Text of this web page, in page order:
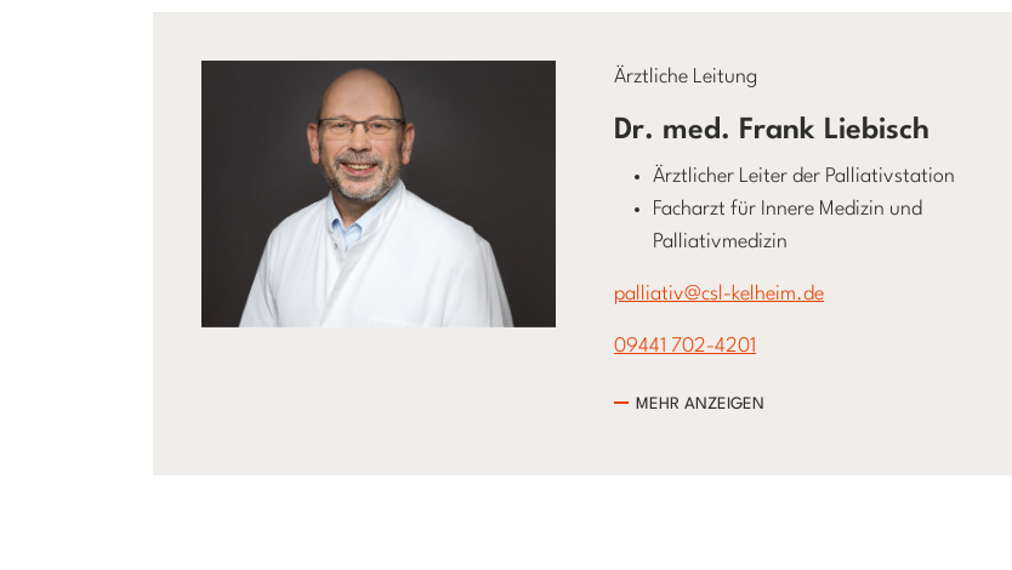
Ärztliche Leitung
Dr. med. Frank Liebisch
Ärztlicher Leiter der Palliativstation
Facharzt für Innere Medizin und
Palliativmedizin
palliativ@csl-kelheim.de
09441 702-4201
MEHR ANZEIGEN